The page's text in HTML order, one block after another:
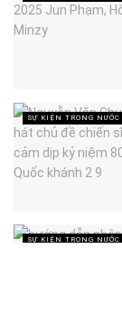
SỰ KIỆN TRONG NƯỚC
SỰ KIỆN TRONG NƯỚC